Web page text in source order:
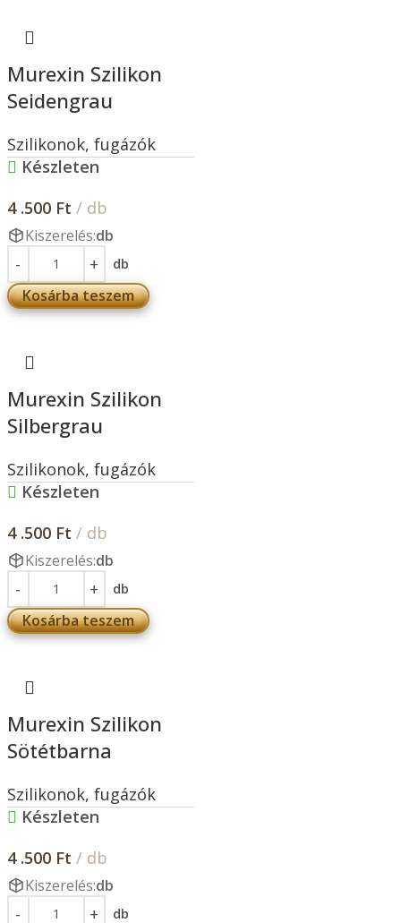
Murexin Szilikon
Seidengrau
Szilikonok, fugázók
Készleten
4 .500 Ft / db
Kiszerelés:db
db
Kosárba teszem
Murexin Szilikon
Silbergrau
Szilikonok, fugázók
Készleten
4 .500 Ft / db
Kiszerelés:db
db
Kosárba teszem
Murexin Szilikon
Sötétbarna
Szilikonok, fugázók
Készleten
4 .500 Ft / db
Kiszerelés:db
db